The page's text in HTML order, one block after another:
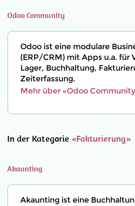
Odoo Community
Odoo ist eine modulare
(ERP/CRM) mit Apps u.a. für
Lager, Buchhaltung,
Zeiterfassung.
Mehr über «Odoo
In der Kategorie «Fakturierung»
Akaunting
Akaunting ist eine